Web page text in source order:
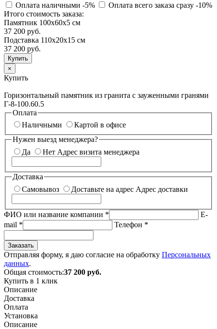
Оплата наличными -5% Оплата всего заказа сразу -10%
Итого стоимость заказа:
Памятник 100х60х5 см
37 200 руб.
Подставка 110х20х15 см
37 200 руб.
×
Купить
Горизонтальный памятник из гранита с зауженными гранями
Г-8-100.60.5
Оплата
Наличными
Картой в офисе
Нужен выезд менеджера?
Да
Нет Адрес визита менеджера
Доставка
Самовывоз
Доставьте на адрес Адрес доставки
ФИО или название компании *
E-
mail * Телефон *
Заказать
Отправляя форму, я даю согласие на обработку Персональных
данных.
Общая стоимость:37 200 руб.
Купить в 1 клик
Описание
Доставка
Оплата
Установка
Описание